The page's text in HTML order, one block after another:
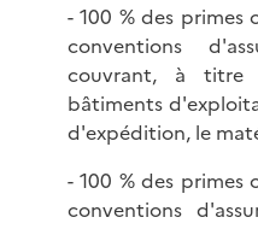
- 100 % des primes
conventions
couvrant, à titre
bâtiments
d'expédition, le
- 100 % des primes
conventions